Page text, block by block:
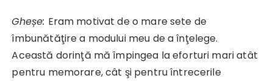
Gheșe: Eram motivat de o mare sete de
îmbunătăţire a modului meu de a înţelege.
Această dorinţă mă împingea la eforturi mari atât
pentru memorare, cât şi pentru întrecerile